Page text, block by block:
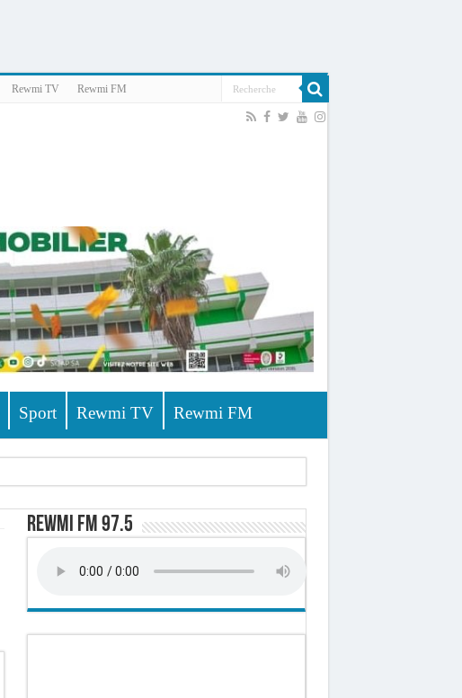
Rewmi TV Rewmi FM
Sport Rewmi TV Rewmi FM
sanitaire octroyé
de 220,71 milliards de francs CFA
Rewmi FM 97.5